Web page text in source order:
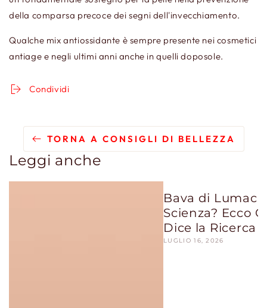
della comparsa precoce dei segni dell'invecchiamento.
Qualche mix antiossidante è sempre presente nei cosmetici
antiage e negli ultimi anni anche in quelli doposole.
Condividi
TORNA A CONSIGLI DI BELLEZZA
Leggi anche
Bava di
Scienza? Ecco
Dice la Ricerca
LUGLIO 16, 2026